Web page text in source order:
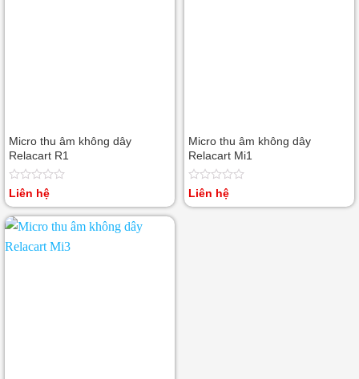
Micro thu âm không dây
Relacart R1
Được
hạng
0
sao
Liên hệ
Micro thu âm không dây
Relacart Mi1
Được
Liên hệ